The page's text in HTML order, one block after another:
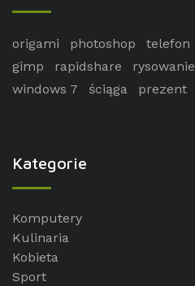
origami photoshop telefon
gimp
rapidshare rysowanie
windows 7
ściąga prezent
Kategorie
Komputery
Kulinaria
Kobieta
Sport